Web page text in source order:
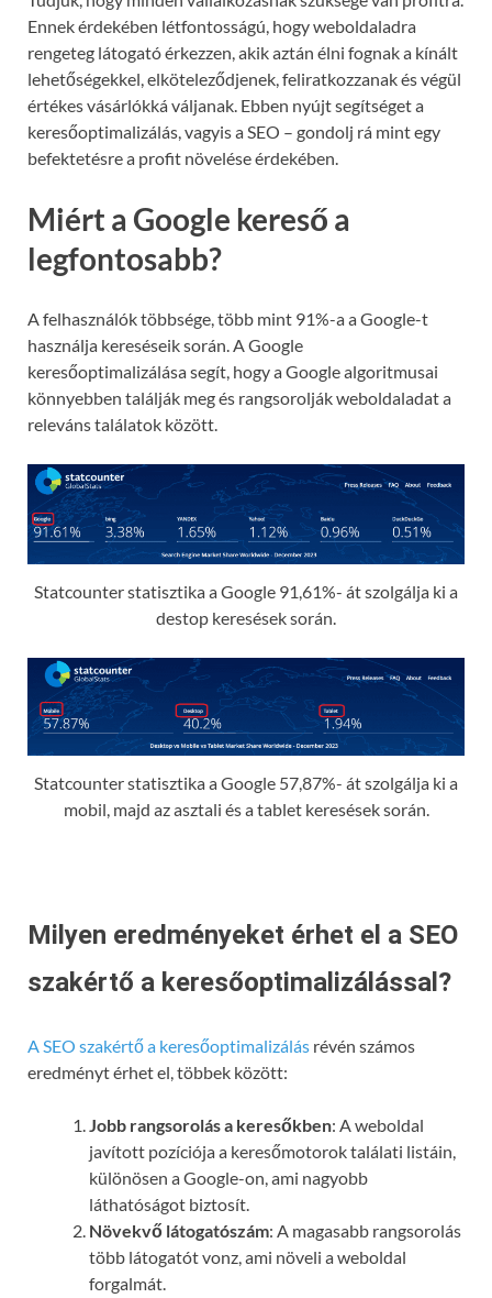
Ennek érdekében létfontosságú, hogy weboldaladra
rengeteg látogató érkezzen, akik aztán élni fognak a kínált
lehetőségekkel, elköteleződjenek, feliratkozzanak és végül
értékes vásárlókká váljanak. Ebben nyújt segítséget a
keresőoptimalizálás, vagyis a SEO – gondolj rá mint egy
befektetésre a profit növelése érdekében.
Miért a Google kereső a
legfontosabb?
A felhasználók többsége, több mint 91%-a a Google-t
használja kereséseik során. A Google
keresőoptimalizálása segít, hogy a Google algoritmusai
könnyebben találják meg és rangsorolják weboldaladat a
releváns találatok között.
Statcounter statisztika a Google 91,61%- át szolgálja ki a
destop keresések során.
Statcounter statisztika a Google 57,87%- át szolgálja ki a
mobil, majd az asztali és a tablet keresések során.
Milyen eredményeket érhet el a SEO
szakértő a keresőoptimalizálással?
A SEO szakértő a keresőoptimalizálás révén számos
eredményt érhet el, többek között:
Jobb rangsorolás a keresőkben: A weboldal
javított pozíciója a keresőmotorok találati listáin,
különösen a Google-on, ami nagyobb
láthatóságot biztosít.
Növekvő látogatószám: A magasabb rangsorolás
több látogatót vonz, ami növeli a weboldal
forgalmát.